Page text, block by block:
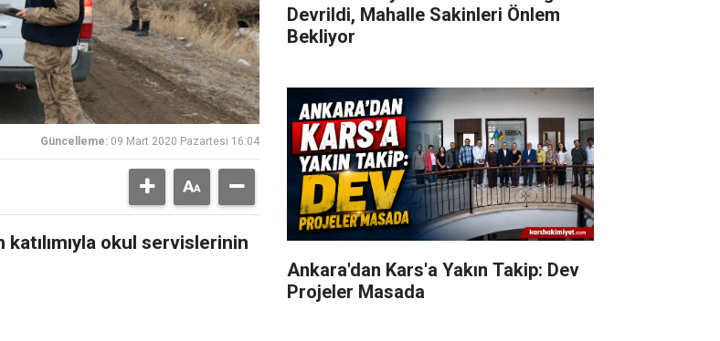
Güncelleme: 09 Mart 2020 Pazartesi 16:04
okul servislerinin
Devrildi, Mahalle Sakinleri Önlem
Bekliyor
Ankara'dan Kars'a Yakın Takip: Dev
Projeler Masada